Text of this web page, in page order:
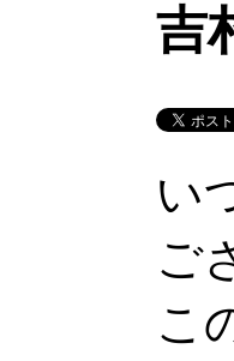
吉
い
ご
こ